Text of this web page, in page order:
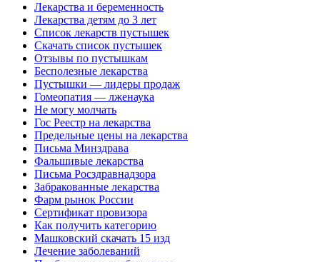
Лекарства и беременность
Лекарства детям до 3 лет
Список лекарств пустышек
Скачать список пустышек
Отзывы по пустышкам
Бесполезные лекарства
Пустышки — лидеры продаж
Гомеопатия — лженаука
Не могу молчать
Гос Реестр на лекарства
Предельные цены на лекарства
Письма Минздрава
Фальшивые лекарства
Письма Росздравнадзора
Забракованные лекарства
Фарм рынок России
Сертификат провизора
Как получить категорию
Машковский скачать 15 изд
Лечение заболеваний